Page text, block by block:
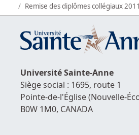
Remise des diplômes collégiaux 2011
UniversitéSainte-Anne
Siège social : 1695, route 1
Pointe-de-l'Église(Nouvelle-
B0W 1M0, CANADA